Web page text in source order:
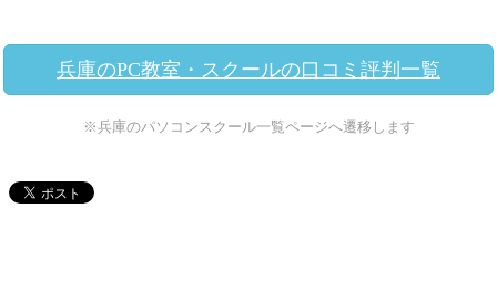
兵庫のPC教室・スクールの口コミ評判一覧
※兵庫のパソコンスクール一覧ページへ遷移します